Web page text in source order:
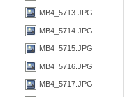
MB4_5713.JPG
MB4_5714.JPG
MB4_5715.JPG
MB4_5716.JPG
MB4_5717.JPG